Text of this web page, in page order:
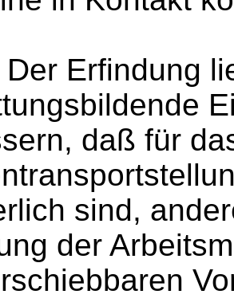
Der Erfindung
daß für
sind,
der